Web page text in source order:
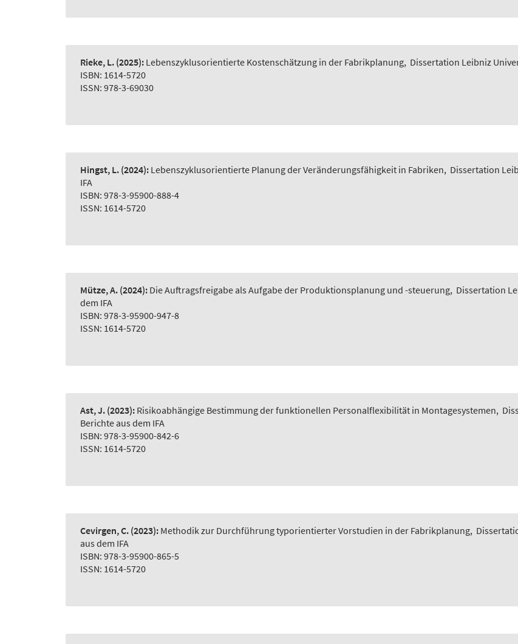
Rieke, L. (2025): Lebenszyklusorientierte Kostenschätzung in der Fabrikplanung, Dissertation Leibniz
ISBN: 1614-5720
ISSN: 978-3-69030
Hingst, L. (2024): Lebenszyklusorientierte Planung der Veränderungsfähigkeit in Fabriken, Dissertation
IFA
ISBN: 978-3-95900-888-4
ISSN: 1614-5720
Mütze, A. (2024): Die Auftragsfreigabe als Aufgabe der Produktionsplanung und -steuerung, Dissertation
dem IFA
ISBN: 978-3-95900-947-8
ISSN: 1614-5720
Ast, J. (2023): Risikoabhängige Bestimmung der funktionellen Personalflexibilität in Montagesystemen,
Berichte aus dem IFA
ISBN: 978-3-95900-842-6
ISSN: 1614-5720
Cevirgen, C. (2023): Methodik zur Durchführung typorientierter Vorstudien in der Fabrikplanung,
aus dem IFA
ISBN: 978-3-95900-865-5
ISSN: 1614-5720